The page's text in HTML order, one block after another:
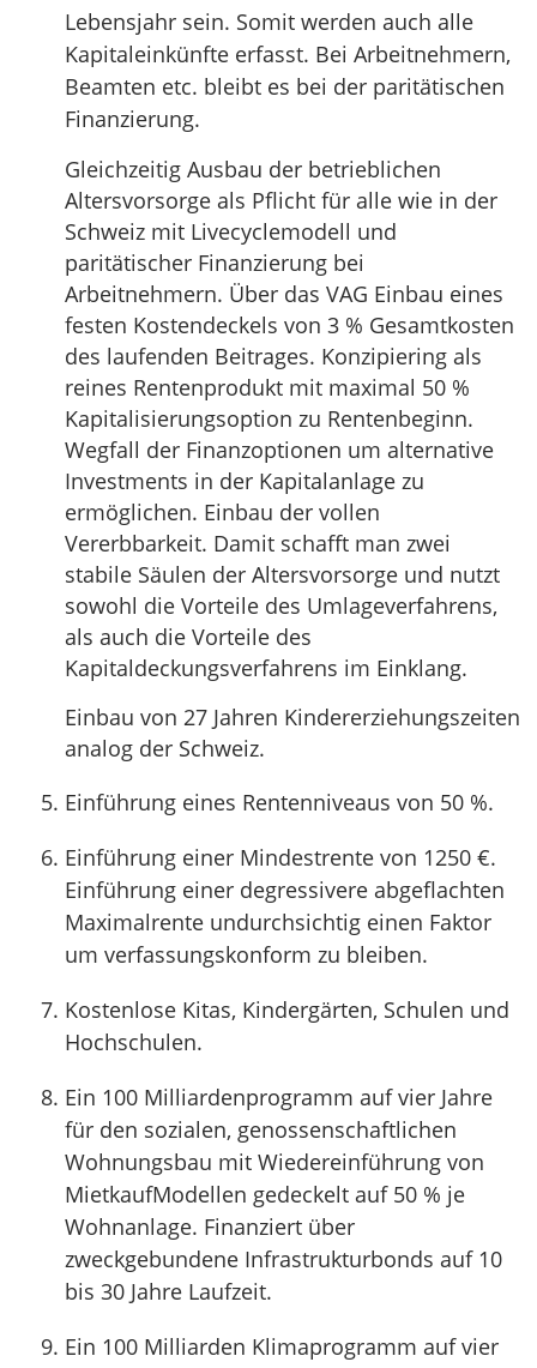
Lebensjahr sein. Somit werden auch alle
Kapitaleinkünfte erfasst. Bei Arbeitnehmern,
Beamten etc. bleibt es bei der paritätischen
Finanzierung.
Gleichzeitig Ausbau der betrieblichen
Altersvorsorge als Pflicht für alle wie in der
Schweiz mit Livecyclemodell und
paritätischer Finanzierung bei
Arbeitnehmern. Über das VAG Einbau eines
festen Kostendeckels von 3 % Gesamtkosten
des laufenden Beitrages. Konzipiering als
reines Rentenprodukt mit maximal 50 %
Kapitalisierungsoption zu Rentenbeginn.
Wegfall der Finanzoptionen um alternative
Investments in der Kapitalanlage zu
ermöglichen. Einbau der vollen
Vererbbarkeit. Damit schafft man zwei
stabile Säulen der Altersvorsorge und nutzt
sowohl die Vorteile des Umlageverfahrens,
als auch die Vorteile des
Kapitaldeckungsverfahrens im Einklang.
Einbau von 27 Jahren Kindererziehungszeiten
analog der Schweiz.
Einführung eines Rentenniveaus von 50 %.
Einführung einer Mindestrente von 1250 €.
Einführung einer degressivere abgeflachten
Maximalrente undurchsichtig einen Faktor
um verfassungskonform zu bleiben.
Kostenlose Kitas, Kindergärten, Schulen und
Hochschulen.
Ein 100 Milliardenprogramm auf vier Jahre
für den sozialen, genossenschaftlichen
Wohnungsbau mit Wiedereinführung von
MietkaufModellen gedeckelt auf 50 % je
Wohnanlage. Finanziert über
zweckgebundene Infrastrukturbonds auf 10
bis 30 Jahre Laufzeit.
Ein 100 Milliarden Klimaprogramm auf vier